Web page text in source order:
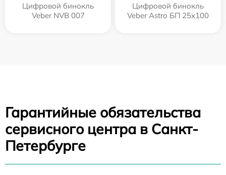
Цифровой бинокль
Veber NVB 007
Цифровой бинокль
Veber Astro БП 25x100
Гарантийные обязательства
сервисного центра в Санкт-
Петербурге